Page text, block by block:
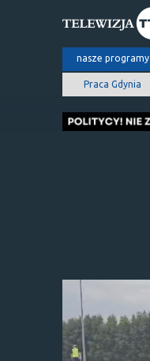
nasze programy
Praca Gdynia